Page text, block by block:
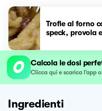
Trofie al forno
speck, provola
Calcola le dosi
Clicca qui e scarica l’app
Ingredienti